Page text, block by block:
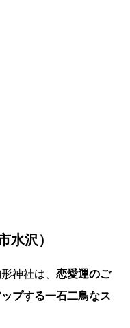
水沢）
神社は、 恋愛運のご
プする一石二鳥なス